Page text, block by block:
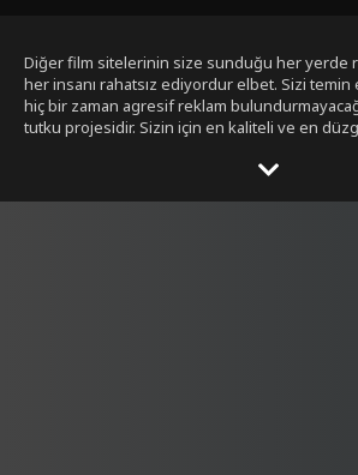
Diğer film sitelerinin size sunduğu her yerde
her insanı rahatsız ediyordur elbet. Sizi
hiç bir zaman agresif reklam
tutku projesidir. Sizin için en kaliteli ve en